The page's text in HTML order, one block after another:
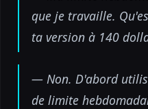
que je travaille.
ta version à 140
— Non. D'abord
de limite